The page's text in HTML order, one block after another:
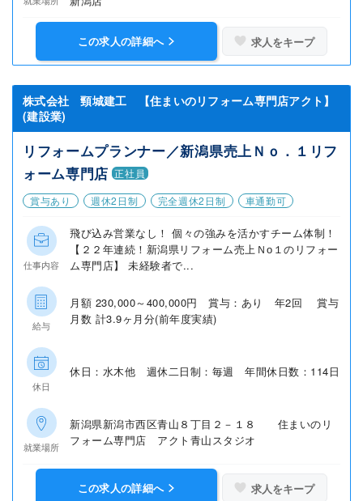
この求人の詳細へ 求人をキープ
株式会社 頸城建工 【住まいのリフォーム専門店アクト】
(建設業)
リフォームプランナー／新潟県売上Ｎｏ．１リフ
ォーム専門店 正社員
賞与あり
週休2日制 完全週休2日制 車通勤可
仕事内容
飛び込み営業なし！ 個々の強みを活かすチーム体制！
【２２年連続！新潟県リフォーム売上Ｎо１のリフォー
ム専門店】 未経験者で...
給与
月額 230,000～400,000円 賞与：あり 年2回 賞与
月数 計3.9ヶ月分(前年度実績)
休日
休日：水木他 週休二日制：毎週 年間休日数：114日
就業場所
新潟県新潟市西区青山８丁目２－１８ 住まいのリ
フォーム専門店 アクト青山スタジオ
この求人の詳細へ 求人をキープ